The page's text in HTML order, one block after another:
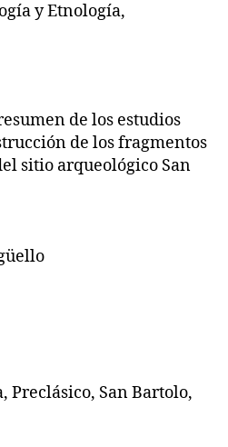
y Etnología,
de los estudios
de los fragmentos
sitio arqueológico San
San Bartolo,